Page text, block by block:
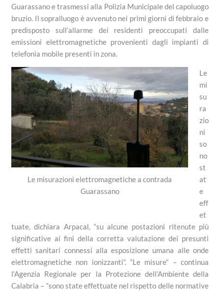
Guarassano e trasmessi alla Polizia Municipale del capoluogo
bruzio. Il sopralluogo è avvenuto nei primi giorni di febbraio e
predisposto sull’allarme dei residenti preoccupati dalle
emissioni elettromagnetiche provenienti dagli impianti di
telefonia mobile presenti in zona.
Le misurazioni elettromagnetiche a contrada
Guarassano
Le
mi
su
ra
zio
ni
so
no
st
at
e
eff
et
tuate, dichiara Arpacal, “su alcune postazioni ritenute più
significative ai fini della corretta valutazione dei presunti
effetti sanitari connessi alla esposizione umana alle onde
elettromagnetiche non ionizzanti”. “Le misure” – continua
l’Agenzia Regionale per la Protezione dell’Ambiente della
Calabria – “sono state effettuate nel rispetto delle normative